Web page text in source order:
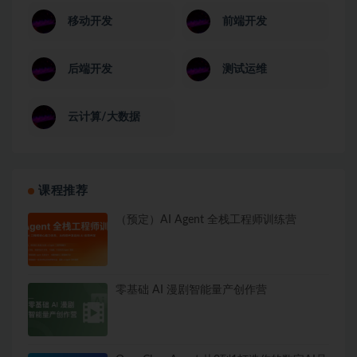
移动开发 前端开发
后端开发 测试运维
云计算/大数据
课程推荐
（预定）AI Agent 全栈工程师训练营
零基础 AI 漫剧智能量产创作营